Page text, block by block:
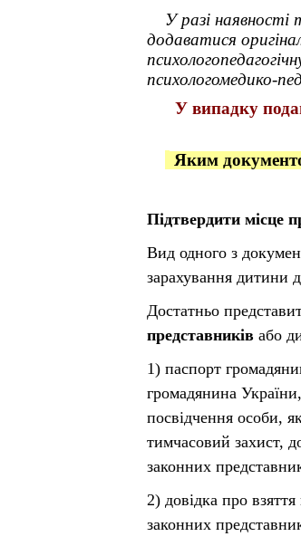
У разі
додаватися
психологомедико-
У випадку
Яким
Підтвердити місце
Вид одного з
зарахування дитини
Достатньо
представників або
1) паспорт
громадянина
посвідчення особи,
тимчасовий захист,
законних
2) довідка про
законних